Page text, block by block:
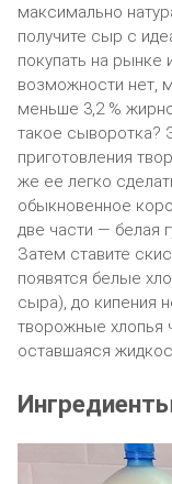
максимально
получите сыр с
покупать на рынке
возможности нет,
меньше 3,2 %
такое сыворотка?
приготовления
же ее легко
обыкновенное
две части — белая
Затем ставите
появятся белые
сыра), до кипения
творожные хлопья
оставшаяся